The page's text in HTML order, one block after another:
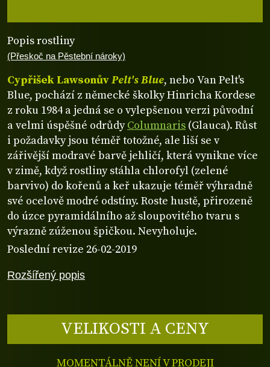
Rozšířený popis
Popis rostliny
(Přeskoč na Pěstební nároky)
Cypřišek LawsonůvPelt's Blue, nebo Van Pelt's
Blue, pochází z německé školky Hinricha Kordese
z roku 1984 a jedná se o vylepšenou verzi původní
a velmi úspěšné odrůdyColumnaris (Glauca). Růst
i požadavky jsou téměř totožné, ale liší se v
zářivější modravé barvě jehličí, která vynikne více
v zimě, když rostliny stáhla chlorofyl (zelené
barvivo) do kořenů a keř ukazuje téměř výhradně
své ocelově modré odstíny. Roste hustě, přirozeně
do úzce pyramidálního až sloupovitého tvaru s
výrazně zúženou špičkou. Nevyholuje.
Poslední revize 26-02-2019
VELIKOSTI A CENY
MOMENTÁLNĚ NENÍ V PRODEJI